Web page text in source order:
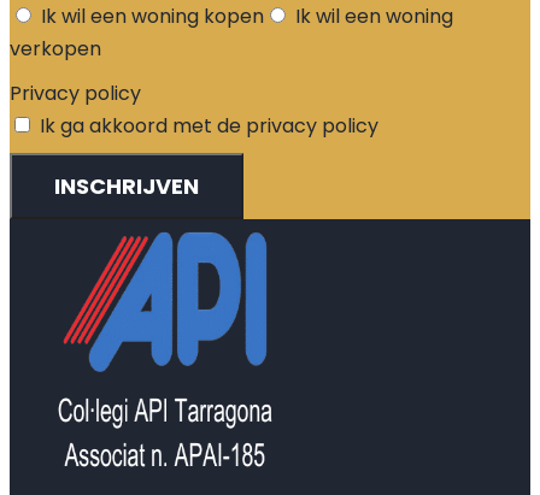
Ik wil een woning kopen
Ik wil een woning
verkopen
Privacy policy
Ik ga akkoord met de privacy policy
INSCHRIJVEN